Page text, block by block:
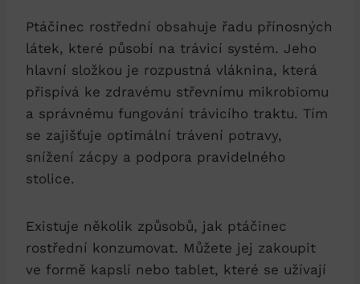
Ptáčinec rostřední obsahuje řadu ‌přínosných
látek, které ⁤působí na ⁤trávicí systém. Jeho
⁣hlavní složkou je ⁢rozpustná vláknina, která
přispívá ke zdravému‍ střevnímu mikrobiomu
a správnému fungování trávicího traktu. Tím
se zajišťuje optimální‌ trávení ⁤potravy,
⁢snížení zácpy a podpora pravidelného⁢
stolice.
Existuje⁤ několik způsobů, jak ptáčinec⁤
rostřední​ konzumovat. Můžete jej zakoupit ​
ve ⁢formě kapslí nebo tablet, které se užívají